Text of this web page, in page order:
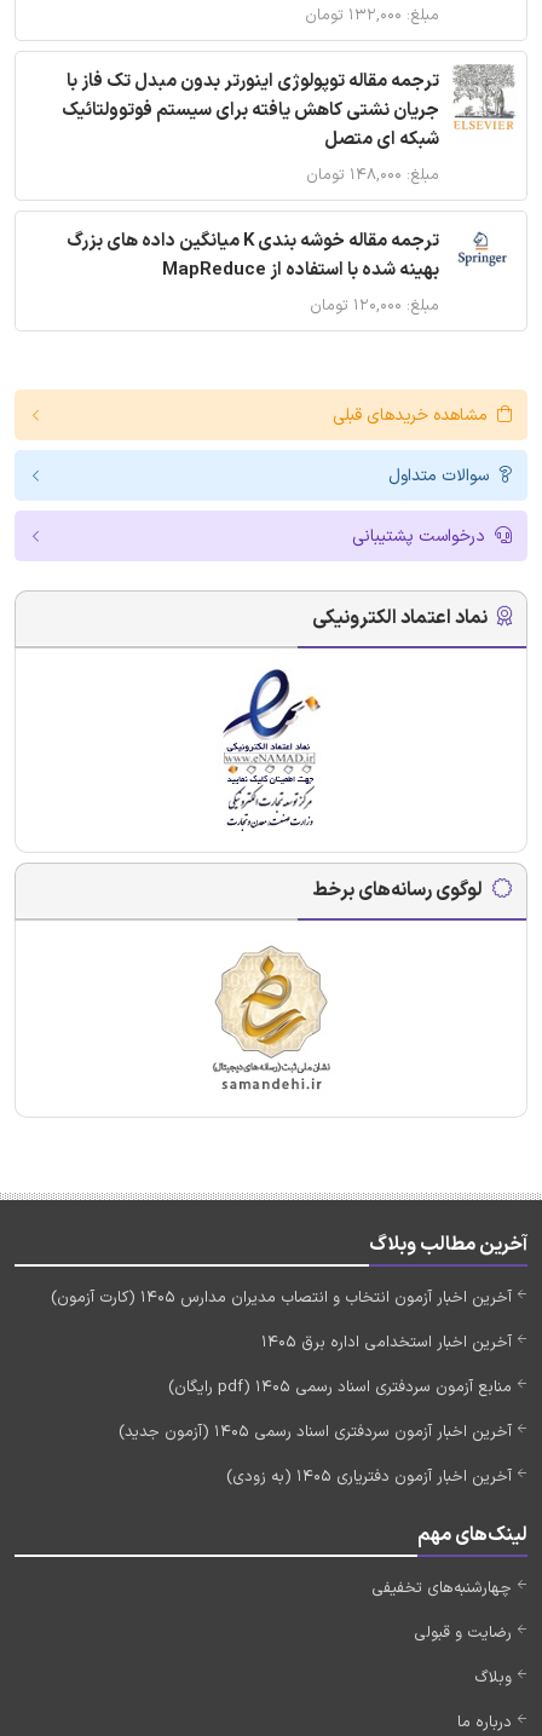
مبلغ: ۱۳۲,۰۰۰ تومان
ترجمه مقاله توپولوژی اینورتر بدون مبدل تک فاز با
جریان نشتی کاهش یافته برای سیستم فوتوولتائیک
شبکه ای متصل
مبلغ: ۱۴۸,۰۰۰ تومان
ترجمه مقاله خوشه بندی K میانگین داده های بزرگ
بهینه شده با استفاده از MapReduce
مبلغ: ۱۲۰,۰۰۰ تومان
مشاهده خریدهای قبلی
سوالات متداول
درخواست پشتیبانی
نماد اعتماد الکترونیکی
لوگوی رسانه‌های برخط
آخرین مطالب وبلاگ
آخرین اخبار آزمون انتخاب و انتصاب مدیران مدارس 1405 (کارت آزمون)
آخرین اخبار استخدامی اداره برق 1405
منابع آزمون سردفتری اسناد رسمی 1405 (pdf رایگان)
آخرین اخبار آزمون سردفتری اسناد رسمی 1405 (آزمون جدید)
آخرین اخبار آزمون دفتریاری 1405 (به زودی)
لینک‌های مهم
چهارشنبه‌های تخفیفی
رضایت و قبولی
وبلاگ
درباره ما